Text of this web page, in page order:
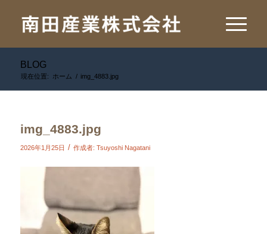
BLOG
現在位置: ホーム / img_4883.jpg
img_4883.jpg
2026年1月25日 / 作成者: Tsuyoshi Nagatani